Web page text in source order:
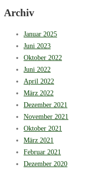
Archiv
Januar 2025
Juni 2023
Oktober 2022
Juni 2022
April 2022
März 2022
Dezember 2021
November 2021
Oktober 2021
März 2021
Februar 2021
Dezember 2020